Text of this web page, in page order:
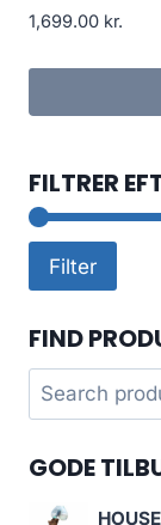
1,699.00 kr.
FILTRER
Filter
FIND
Search
for:
GODE